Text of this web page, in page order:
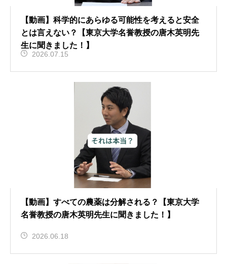
【動画】科学的にあらゆる可能性を考えると安全
とは言えない？【東京大学名誉教授の唐木英明先
生に聞きました！】
2026.07.15
【動画】すべての農薬は分解される？【東京大学
名誉教授の唐木英明先生に聞きました！】
2026.06.18